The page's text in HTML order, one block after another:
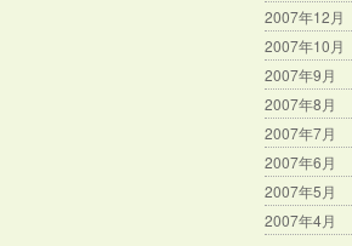
2007年12月
2007年10月
2007年9月
2007年8月
2007年7月
2007年6月
2007年5月
2007年4月